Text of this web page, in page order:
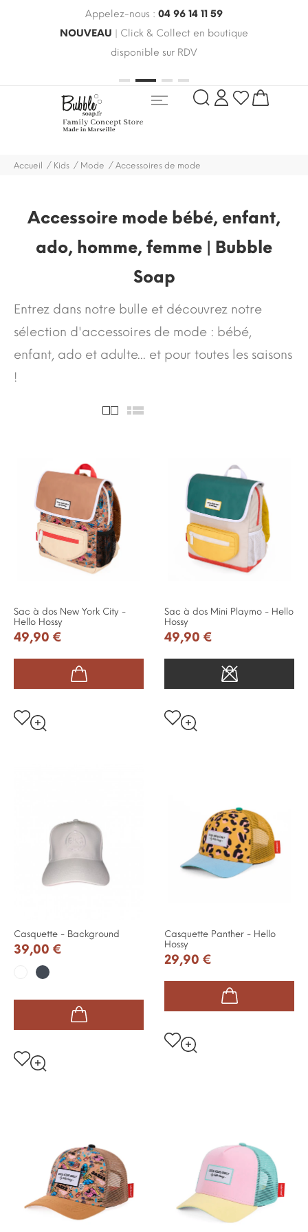
Appelez-nous : 04 96 14 11 59
NOUVEAU | Click & Collect en boutique
disponible sur RDV
Accueil Kids Mode Accessoires de mode
Accessoire mode bébé, enfant,
ado, homme, femme | Bubble
Soap
Entrez dans notre bulle et découvrez notre
sélection d'accessoires de mode : bébé,
enfant, ado et adulte... et pour toutes les saisons
!
Sac à dos New York City -
Hello Hossy
49,90 €
Sac à dos Mini Playmo - Hello
Hossy
49,90 €
Casquette - Background
39,00 €
Blanc
Noir
Casquette Panther - Hello
Hossy
29,90 €